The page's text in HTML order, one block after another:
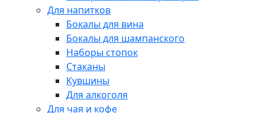
Для напитков
Бокалы для вина
Бокалы для шампанского
Наборы стопок
Стаканы
Кувшины
Для алкоголя
Для чая и кофе